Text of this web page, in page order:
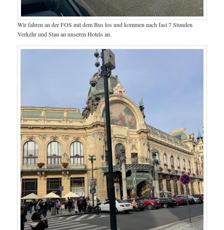
Wir fahren an der FOS mit dem Bus los und kommen nach fast 7 Stunden
Verkehr und Stau an unseren Hotels an.